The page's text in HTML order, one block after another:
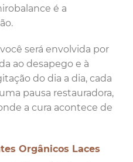
é a
será envolvida por
ao desapego e à
do dia a dia, cada
pausa restauradora,
a cura acontece de
Orgânicos Laces